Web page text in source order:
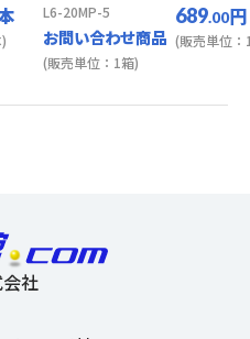
L6-20MP-5
お問い合わせ商品
(販売単位：1箱)
689.00円
(販売単位：
社